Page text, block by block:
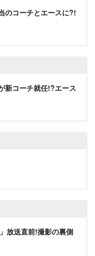
のコーチとエースに?!
新コーチ就任!?エース
放送直前!撮影の裏側